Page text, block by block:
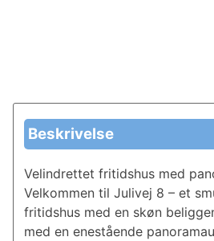
Beskrivelse
Velindrettet fritidshus med
Velkommen til Julivej 8 – et
fritidshus med en skøn
med en enestående